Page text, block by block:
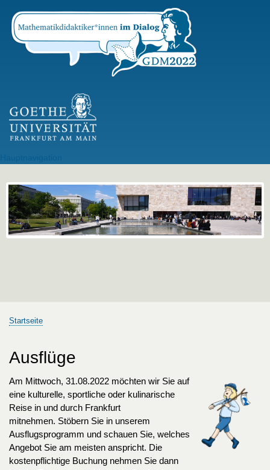
Inhalt
GU Logo
Startseite
Ausflüge
Am Mittwoch, 31.08.2022 möchten wir Sie auf
eine kulturelle, sportliche oder kulinarische
Reise in und durch Frankfurt
mitnehmen. Stöbern Sie in unserem
Ausflugsprogramm und schauen Sie, welches
Angebot Sie am meisten anspricht. Die
kostenpflichtige Buchung nehmen Sie dann